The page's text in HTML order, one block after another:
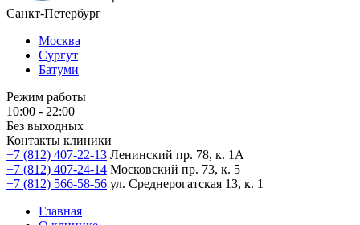
Санкт-Петербург
Москва
Сургут
Батуми
Режим работы
10:00 - 22:00
Без выходных
Контакты клиники
+7 (812) 407-22-13 Ленинский пр. 78, к. 1А
+7 (812) 407-24-14 Московский пр. 73, к. 5
+7 (812) 566-58-56 ул. Среднерогатская 13, к. 1
Главная